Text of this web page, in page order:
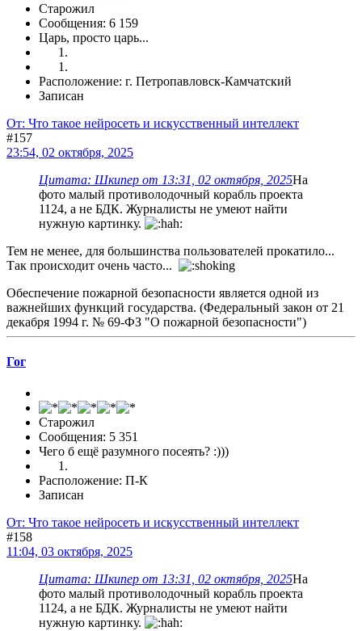
Старожил
Сообщения: 6 159
Царь, просто царь...
Расположение: г. Петропавловск-Камчатский
Записан
От: Что такое нейросеть и искусственный интеллект
#157
23:54, 02 октября, 2025
Цитата: Шкипер от 13:31, 02 октября, 2025На
фото малый противолодочный корабль проекта
1124, а не БДК. Журналисты не умеют найти
нужную картинку.
Тем не менее, для большинства пользователей прокатило...
Так происходит очень часто...
Обеспечение пожарной безопасности является одной из
важнейших функций государства. (Федеральный закон от 21
декабря 1994 г. № 69-ФЗ "О пожарной безопасности")
Гог
Старожил
Сообщения: 5 351
Чего б ещё разумного посеять? :)))
Расположение: П-К
Записан
От: Что такое нейросеть и искусственный интеллект
#158
11:04, 03 октября, 2025
Цитата: Шкипер от 13:31, 02 октября, 2025На
фото малый противолодочный корабль проекта
1124, а не БДК. Журналисты не умеют найти
нужную картинку.